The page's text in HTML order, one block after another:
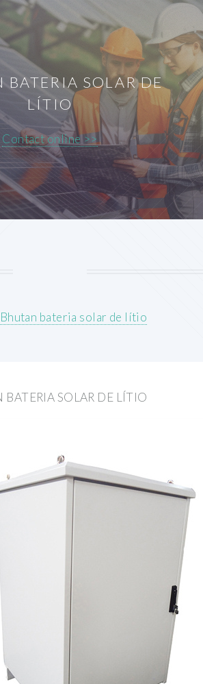
BATERIA SOLAR DE
LÍTIO
Contact online >>
Bhutan bateria solar de lítio
BATERIA SOLAR DE LÍTIO